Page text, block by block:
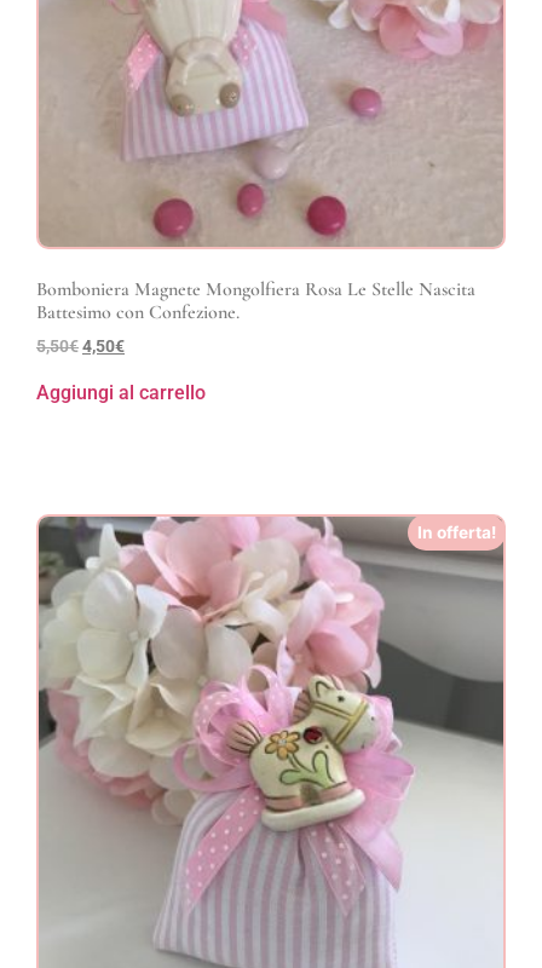
Bomboniera Magnete Mongolfiera Rosa Le Stelle Nascita
Battesimo con Confezione.
5,50€4,50€
Aggiungi al carrello
In offerta!